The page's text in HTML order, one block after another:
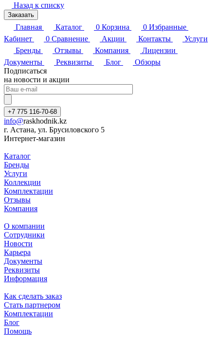
Назад к списку
Заказать
Главная Каталог 0 Корзина 0 Избранные
Кабинет
0 Сравнение Акции Контакты
Услуги
Бренды
Отзывы Компания
Лицензии
Документы
Реквизиты Блог
Обзоры
Подписаться
на новости и акции
+7 775 116-70-68
info@raskhodnik.kz
г. Астана, ул. Брусиловского 5
Интернет-магазин
Каталог
Бренды
Услуги
Коллекции
Комплектации
Отзывы
Компания
О компании
Сотрудники
Новости
Карьера
Документы
Реквизиты
Информация
Как сделать заказ
Стать партнером
Комплектации
Блог
Помощь